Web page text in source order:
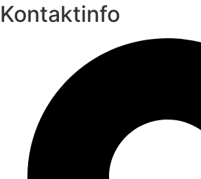
Kontaktinfo